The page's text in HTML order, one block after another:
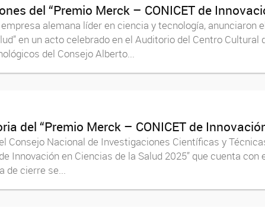
del “Premio Merck – CONICET de
alemana líder en ciencia y tecnología, anunciaron
en un acto celebrado en el Auditorio del Centro
del Consejo Alberto...
del “Premio Merck – CONICET de
Consejo Nacional de Investigaciones Científicas y
Innovación en Ciencias de la Salud 2025” que cuenta
de cierre se...